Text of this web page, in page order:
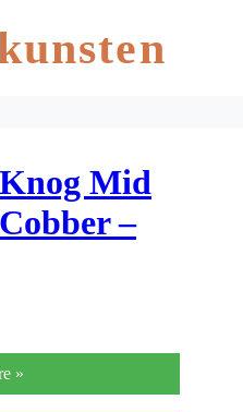
Knog Mid
Cobber –
USB opladelig
»